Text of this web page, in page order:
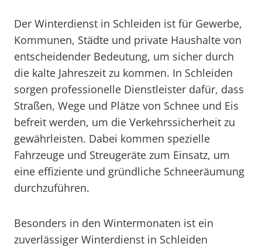
Der Winterdienst in Schleiden ist für Gewerbe,
Kommunen, Städte und private Haushalte von
entscheidender Bedeutung, um sicher durch
die kalte Jahreszeit zu kommen. In Schleiden
sorgen professionelle Dienstleister dafür, dass
Straßen, Wege und Plätze von Schnee und Eis
befreit werden, um die Verkehrssicherheit zu
gewährleisten. Dabei kommen spezielle
Fahrzeuge und Streugeräte zum Einsatz, um
eine effiziente und gründliche Schneeräumung
durchzuführen.
Besonders in den Wintermonaten ist ein
zuverlässiger Winterdienst in Schleiden